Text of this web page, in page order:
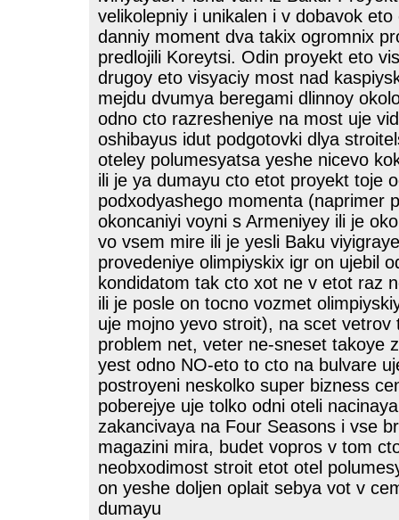
velikolepniy i unikalen i v dobavok eto
danniy moment dva takix ogromnix
predlojili Koreytsi. Odin proyekt eto
drugoy eto visyaciy most nad
mejdu dvumya beregami dlinnoy
odno cto razresheniye na most uje
oshibayus idut podgotovki dlya
oteley polumesyatsa yeshe nicevo
ili je ya dumayu cto etot proyekt toje
podxodyashego momenta (naprimer
okoncaniyi voyni s Armeniyey ili je
vo vsem mire ili je yesli Baku
provedeniye olimpiyskix igr on ujebil
kondidatom tak cto xot ne v etot raz
ili je posle on tocno vozmet
uje mojno yevo stroit), na scet vetrov
problem net, veter ne-sneset takoye
yest odno NO-eto to cto na bulvare
postroyeni neskolko super bizness
poberejye uje tolko odni oteli
zakancivaya na Four Seasons i vse
magazini mira, budet vopros v tom
neobxodimost stroit etot otel
on yeshe doljen oplait sebya vot v
dumayu